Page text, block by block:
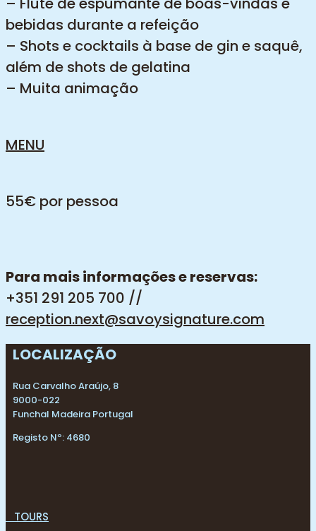
bebidas durante a refeição
– Shots e cocktails à base de gin e saquê,
além de shots de gelatina
– Muita animação
MENU
55€ por pessoa
Para mais informações e reservas:
+351 291 205 700 //
reception.next@savoysignature.com
LOCALIZAÇÃO
Rua Carvalho Araújo, 8
9000-022
Funchal Madeira Portugal
Registo Nº: 4680
TOURS